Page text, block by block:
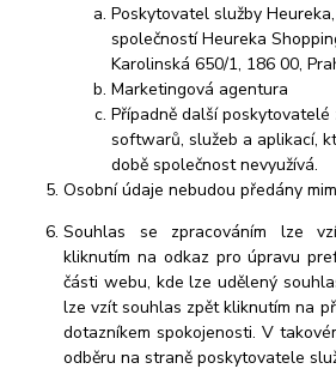
Poskytovatel služby
společností Heureka
Karolinská 650/1, 186 00,
Marketingová agentura
Případně další
softwarů, služeb a aplikací,
době společnost nevyužívá.
Osobní údaje nebudou předány
Souhlas se zpracováním lze
kliknutím na odkaz pro úpravu
části webu, kde lze udělený
lze vzít souhlas zpět kliknutím na
dotazníkem spokojenosti. V
odběru na straně poskytovatele